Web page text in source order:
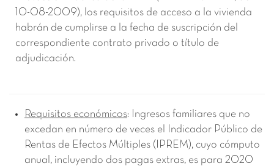
10-08-2009), los requisitos de acceso a la vivienda
habrán de cumplirse a la fecha de suscripción del
correspondiente contrato privado o título de
adjudicación.
Requisitos económicos: Ingresos familiares que no
excedan en número de veces el Indicador Público de
Rentas de Efectos Múltiples (IPREM), cuyo cómputo
anual, incluyendo dos pagas extras, es para 2020